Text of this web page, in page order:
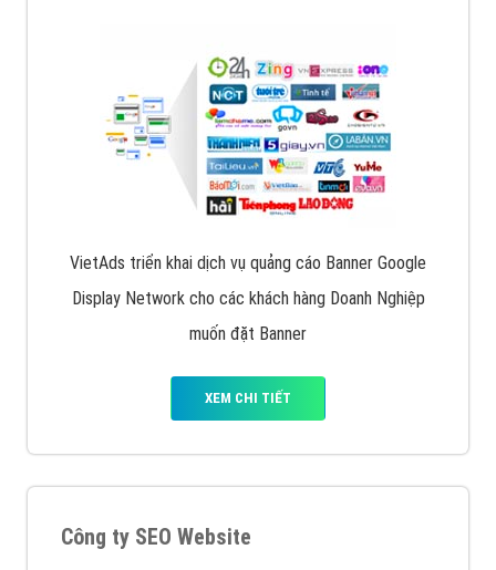
VietAds triển khai dịch vụ quảng cáo Banner Google
Display Network cho các khách hàng Doanh Nghiệp
muốn đặt Banner
XEM CHI TIẾT
Công ty SEO Website